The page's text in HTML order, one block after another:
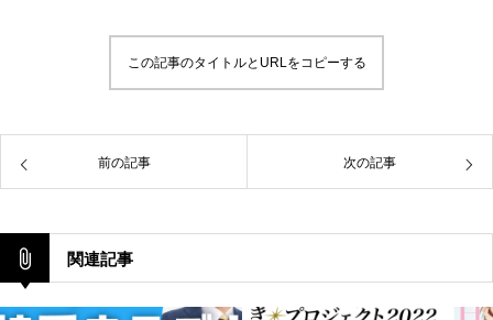
この記事のタイトルとURLをコピーする
前の記事 次の記事
関連記事